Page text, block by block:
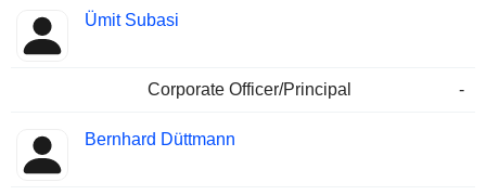
Ümit Subasi
Corporate Officer/Principal -
Bernhard Düttmann